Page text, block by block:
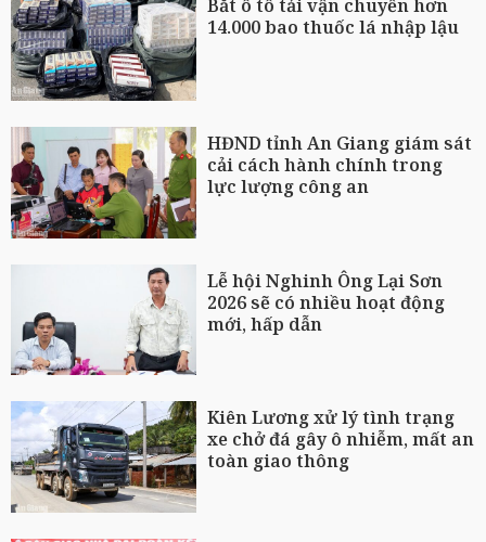
Bắt ô tô tải vận chuyển hơn
14.000 bao thuốc lá nhập lậu
HĐND tỉnh An Giang giám sát
cải cách hành chính trong
lực lượng công an
Lễ hội Nghinh Ông Lại Sơn
2026 sẽ có nhiều hoạt động
mới, hấp dẫn
Kiên Lương xử lý tình trạng
xe chở đá gây ô nhiễm, mất an
toàn giao thông